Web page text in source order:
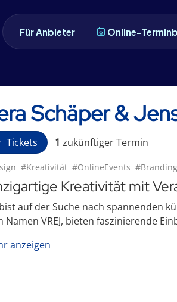
Für Anbieter Online-
Schäper &
Tickets 1 zukünftigerTermin
#Kreativität #OnlineEvents #Branding
Kreativität mit
auf der Suche nach spannenden
Namen VREJ, bieten faszinierende
anzeigen